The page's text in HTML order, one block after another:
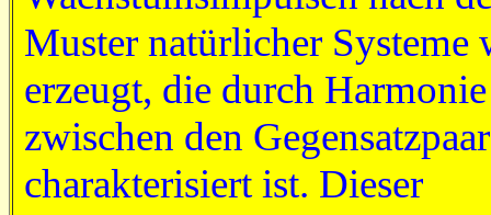
Muster natürlicher Systeme
erzeugt, die durch Harmonie
zwischen den
charakterisiert ist. Dieser